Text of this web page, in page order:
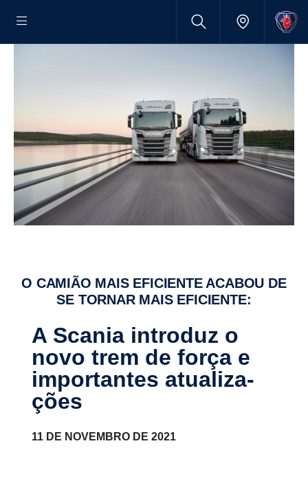
O CAMIÃO MAIS EFICIENTE ACABOU DE
SE TORNAR MAIS EFICIENTE:
A Scania introduz o
novo trem de força e
impor­tantes atuali­za­
ções
11 DE NOVEMBRO DE 2021